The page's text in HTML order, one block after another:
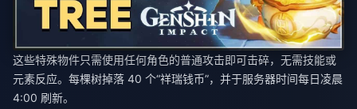
这些特殊物件只需使用任何角色的普通攻击即可击碎，无需技能或
元素反应。每棵树掉落 40 个“祥瑞钱币”，并于服务器时间每日凌晨
4:00 刷新。